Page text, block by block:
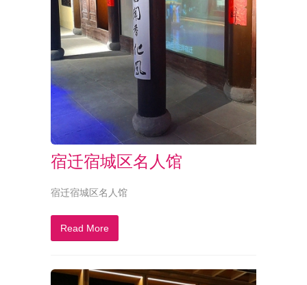
宿迁宿城区名人馆
宿迁宿城区名人馆
Read More